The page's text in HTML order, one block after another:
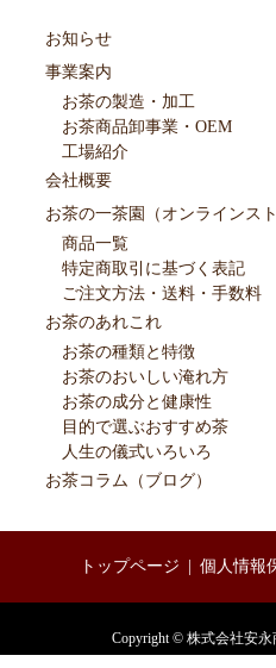
お知らせ
事業案内
お茶の製造・加工
お茶商品卸事業・OEM
工場紹介
会社概要
お茶の一茶園（オンラインスト
商品一覧
特定商取引に基づく表記
ご注文方法・送料・手数料
お茶のあれこれ
お茶の種類と特徴
お茶のおいしい淹れ方
お茶の成分と健康性
目的で選ぶおすすめ茶
人生の儀式いろいろ
お茶コラム（ブログ）
トップページ 個人情報
Copyright © 株式会社安永